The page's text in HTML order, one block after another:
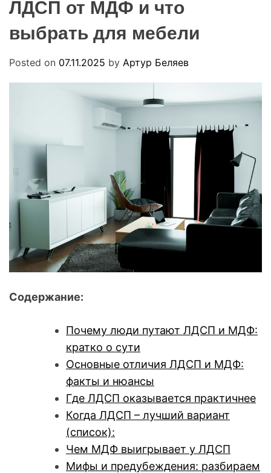
ЛДСП от МДФ и что
выбрать для мебели
Posted on 07.11.2025 by Артур Беляев
Содержание:
Почему люди путают ЛДСП и МДФ:
кратко о сути
Основные отличия ЛДСП и МДФ:
факты и нюансы
Где ЛДСП оказывается практичнее
Когда ЛДСП – лучший вариант
(список):
Чем МДФ выигрывает у ЛДСП
Мифы и предубеждения: разбираем